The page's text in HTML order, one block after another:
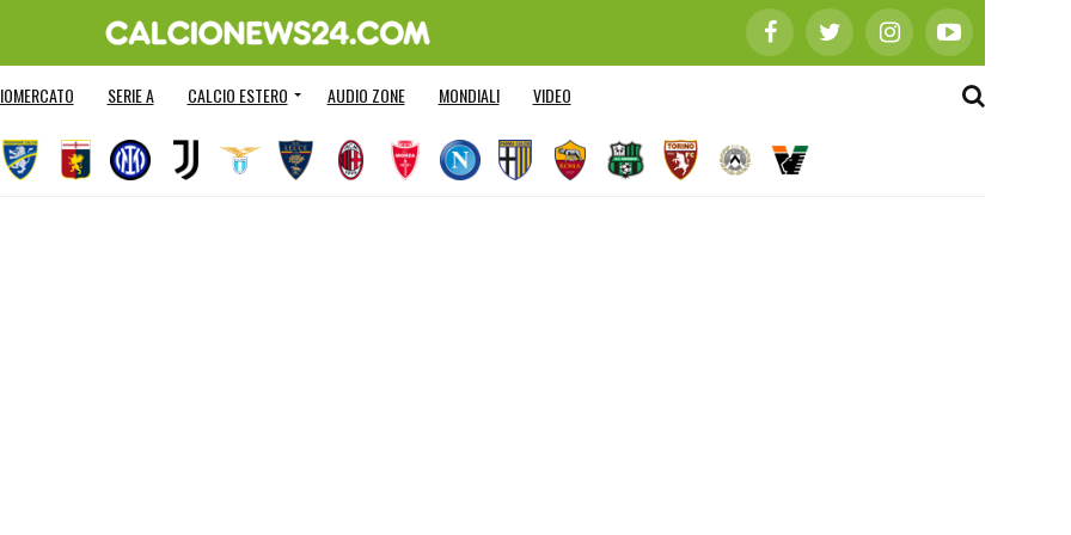
SERIE A CALCIO ESTERO AUDIO ZONE MONDIALI VIDEO